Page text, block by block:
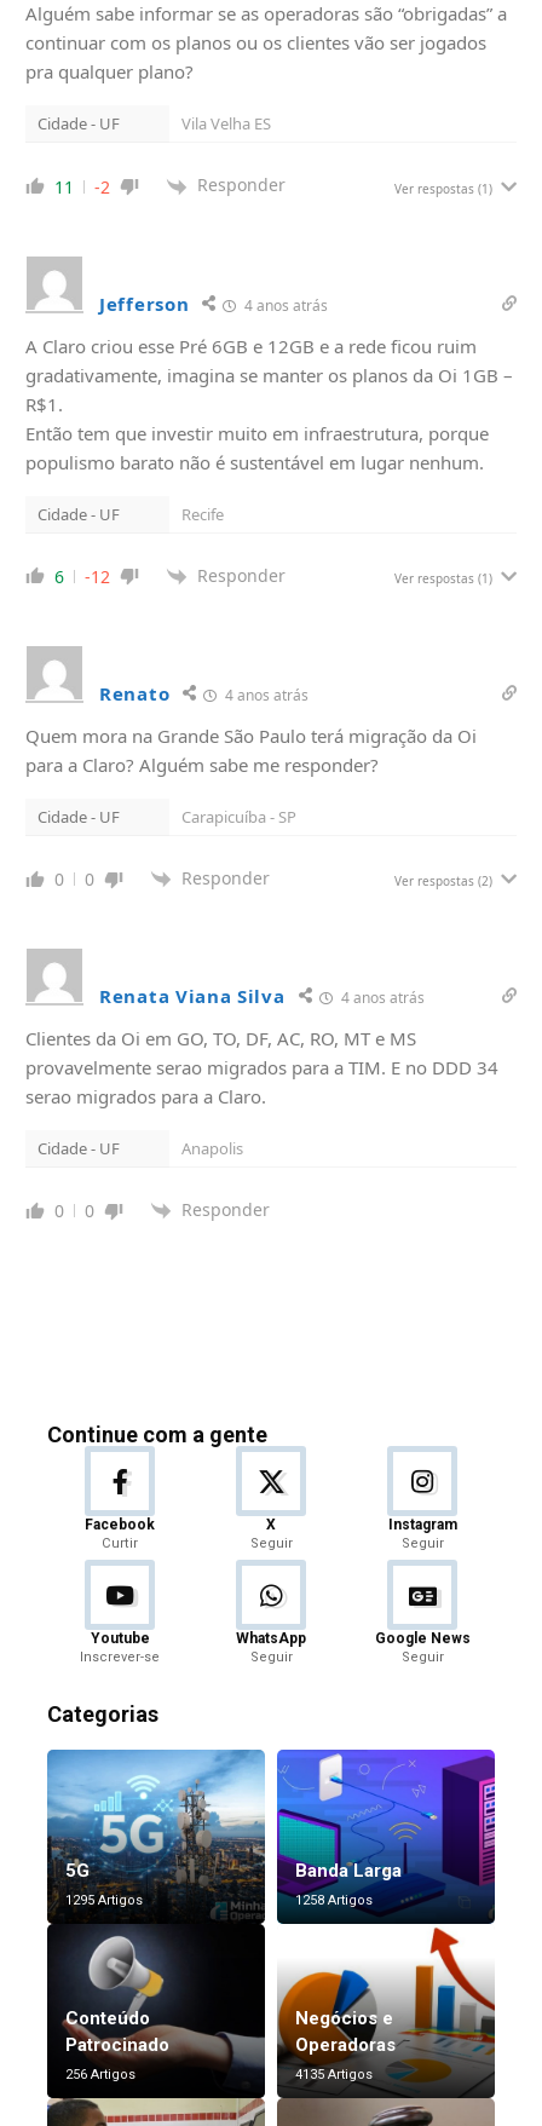
Alguém sabe informar se as operadoras são “obrigadas” a
continuar com os planos ou os clientes vão ser jogados
pra qualquer plano?
Cidade - UF Vila Velha ES
11 -2 Responder Ver respostas (1)
Jefferson 4 anos atrás
A Claro criou esse Pré 6GB e 12GB e a rede ficou ruim
gradativamente, imagina se manter os planos da Oi 1GB –
R$1.
Então tem que investir muito em infraestrutura, porque
populismo barato não é sustentável em lugar nenhum.
Cidade - UF Recife
6 -12 Responder Ver respostas (1)
Renato 4 anos atrás
Quem mora na Grande São Paulo terá migração da Oi
para a Claro? Alguém sabe me responder?
Cidade - UF Carapicuíba - SP
0 0 Responder Ver respostas (2)
Renata Viana Silva 4 anos atrás
Clientes da Oi em GO, TO, DF, AC, RO, MT e MS
provavelmente serao migrados para a TIM. E no DDD 34
serao migrados para a Claro.
Cidade - UF Anapolis
0 0 Responder
Continue com a gente
Facebook
Curtir
X
Seguir
Instagram
Seguir
Youtube
Inscrever-se
WhatsApp
Seguir
Google News
Seguir
Categorias
5G
1295 Artigos
Banda Larga
1258 Artigos
Conteúdo
Patrocinado
256 Artigos
Negócios e
Operadoras
4135 Artigos